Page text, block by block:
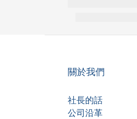
關於我們
社長的話
公司沿革